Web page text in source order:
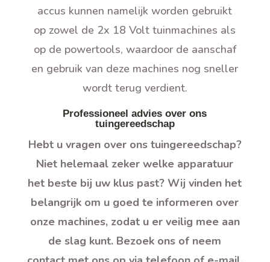
accus kunnen namelijk worden gebruikt
op zowel de 2x 18 Volt tuinmachines als
op de powertools, waardoor de aanschaf
en gebruik van deze machines nog sneller
wordt terug verdient.
Professioneel advies over ons
tuingereedschap
Hebt u vragen over ons tuingereedschap?
Niet helemaal zeker welke apparatuur
het beste bij uw klus past? Wij vinden het
belangrijk om u goed te informeren over
onze machines, zodat u er veilig mee aan
de slag kunt. Bezoek ons of neem